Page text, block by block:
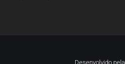
Desenvolvido pela